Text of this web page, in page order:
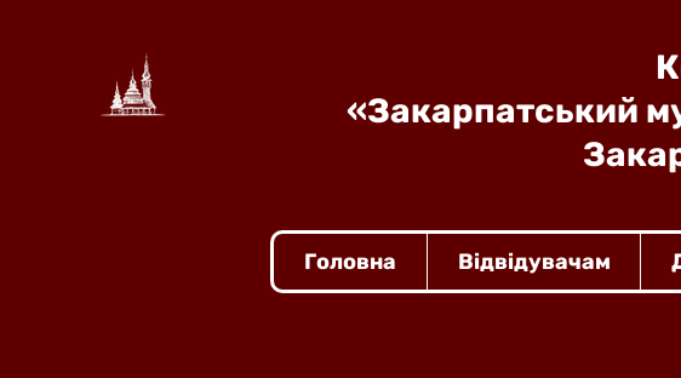
«Закарпатський
Головна Відвідувачам